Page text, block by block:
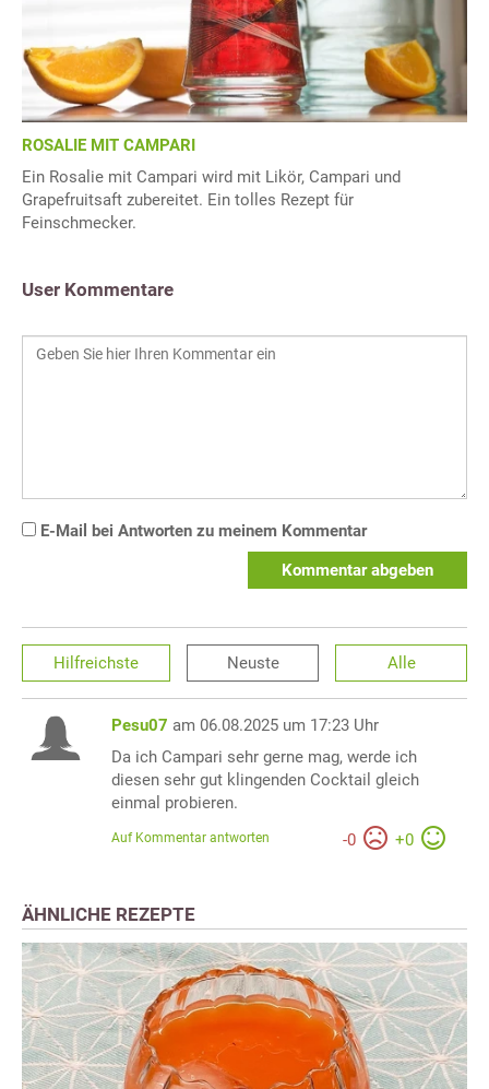
ROSALIE MIT CAMPARI
Ein Rosalie mit Campari wird mit Likör, Campari und
Grapefruitsaft zubereitet. Ein tolles Rezept für
Feinschmecker.
User Kommentare
E-Mail bei Antworten zu meinem Kommentar
Kommentar abgeben
Hilfreichste Neuste Alle
Pesu07 am 06.08.2025 um 17:23 Uhr
Da ich Campari sehr gerne mag, werde ich
diesen sehr gut klingenden Cocktail gleich
einmal probieren.
-0 +0
Auf Kommentar antworten
ÄHNLICHE REZEPTE